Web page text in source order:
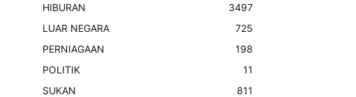
HIBURAN
3497
LUAR NEGARA
725
PERNIAGAAN
198
POLITIK
11
SUKAN
811